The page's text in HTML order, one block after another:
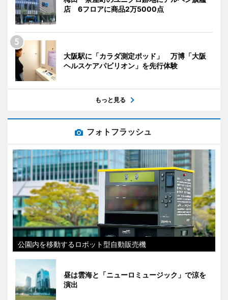
店 6フロアに商品2万5000点
大阪駅に「カラダ測定ポッド」 万博「大阪
ヘルスケアパビリオン」を先行体験
もっと見る
フォトフラッシュ
公園内を移動するロボット型自動販売機
昼は雲海と「ニューロミュージック」で涼を
演出